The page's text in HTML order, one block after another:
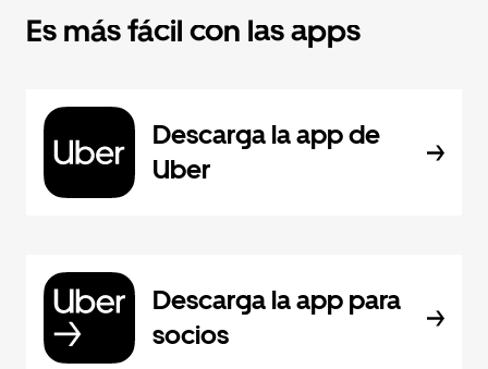
Es más fácil con las apps
Descarga la app de
Uber
Descarga la app para
socios